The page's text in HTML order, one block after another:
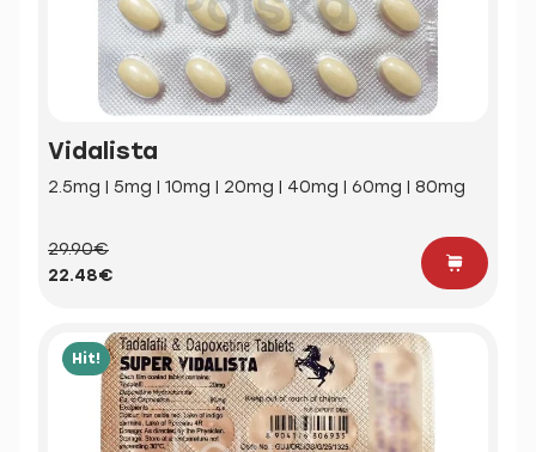
Vidalista
2.5mg | 5mg | 10mg | 20mg | 40mg | 60mg | 80mg
29.90€
22.48€
Hit!